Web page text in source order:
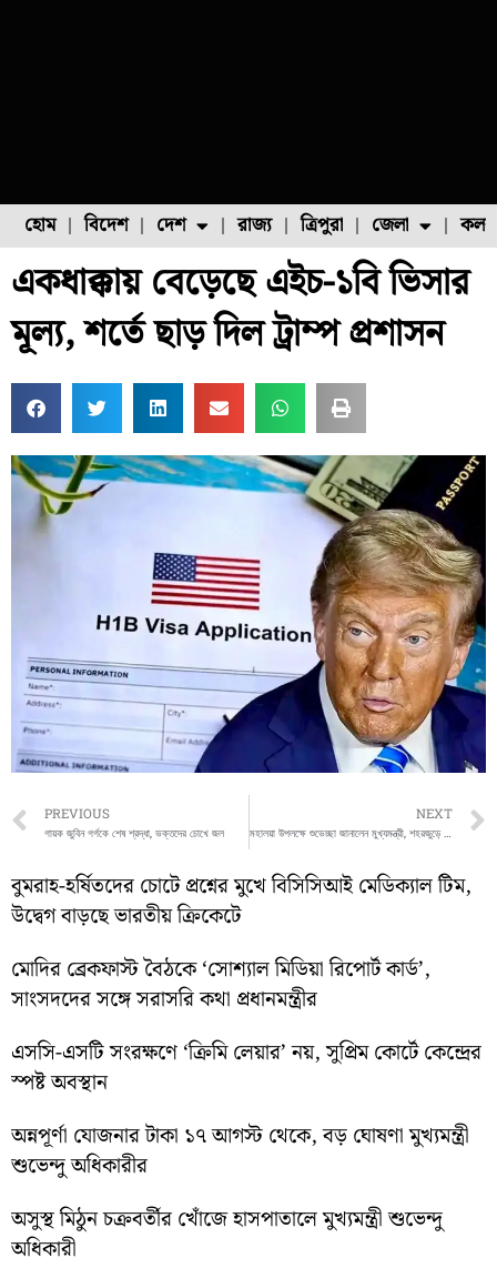
হোম বিদেশ দেশ
ফুল চাষ ফল চাষ মাছ চাষ পোল্ট্রি চাষ
রাজ্য ত্রিপুরা জেলা
উত্তর ২৪ পরগনা
একধাক্কায় বেড়েছে এইচ-১বি ভিসার
মূল্য, শর্তে ছাড় দিল ট্রাম্প প্রশাসন
Prev
PREVIOUS
গায়ক জুবিন গর্গকে শেষ শ্রদ্ধা, ভক্তদের চোখে জল
NEXT
বুমরাহ-হর্ষিতদের চোটে প্রশ্নের মুখে বিসিসিআই মেডিক্যাল টিম,
উদ্বেগ বাড়ছে ভারতীয় ক্রিকেটে
মোদির ব্রেকফাস্ট বৈঠকে ‘সোশ্যাল মিডিয়া রিপোর্ট কার্ড’,
সাংসদদের সঙ্গে সরাসরি কথা প্রধানমন্ত্রীর
এসসি-এসটি সংরক্ষণে ‘ক্রিমি লেয়ার’ নয়, সুপ্রিম কোর্টে কেন্দ্রের
স্পষ্ট অবস্থান
অন্নপূর্ণা যোজনার টাকা ১৭ আগস্ট থেকে, বড় ঘোষণা মুখ্যমন্ত্রী
শুভেন্দু অধিকারীর
অসুস্থ মিঠুন চক্রবর্তীর খোঁজে হাসপাতালে মুখ্যমন্ত্রী শুভেন্দু
অধিকারী